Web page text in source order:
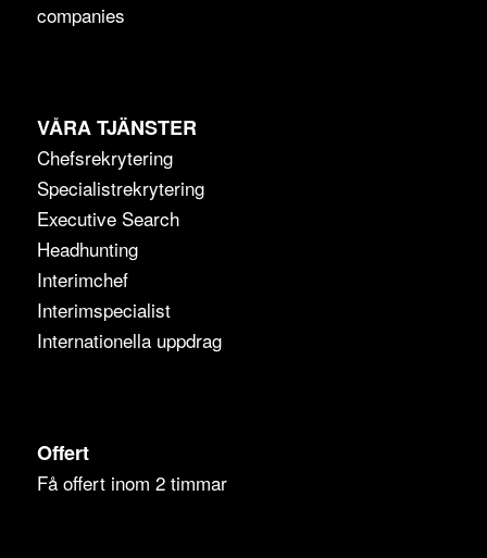
companies
VÅRA TJÄNSTER
Chefsrekrytering
Specialistrekrytering
Executive Search
Headhunting
Interimchef
Interimspecialist
Internationella uppdrag
Offert
Få offert inom 2 timmar